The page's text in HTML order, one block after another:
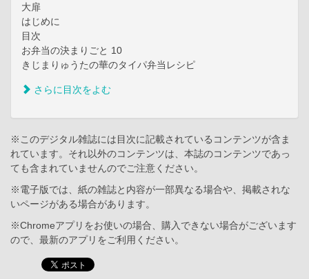
大扉
はじめに
目次
お弁当の決まりごと 10
きじまりゅうたの華のタイパ弁当レシピ
さらに目次をよむ
※このデジタル雑誌には目次に記載されているコンテンツが含ま
れています。それ以外のコンテンツは、本誌のコンテンツであっ
ても含まれていませんのでご注意ください。
※電子版では、紙の雑誌と内容が一部異なる場合や、掲載されな
いページがある場合があります。
※Chromeアプリをお使いの場合、購入できない場合がございます
ので、最新のアプリをご利用ください。